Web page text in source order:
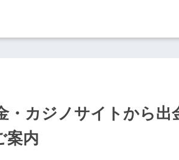
・カジノサイトから出
案内